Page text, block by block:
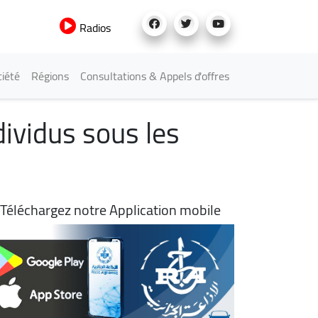
Radios
Régions Consultations & Appels d'offres
sous les
Téléchargez notre Application mobile